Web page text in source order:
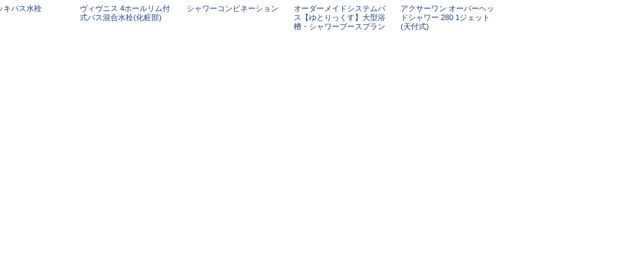
キバス水栓
ヴィヴニス 4ホールリム付
式バス混合水栓(化粧部)
シャワーコンビネーション
オーダーメイドシステムバ
ス【ゆとりっくす】大型浴
槽・シャワーブースプラン
アクサーワン オーバーヘッ
ドシャワー 280 1ジェット
(天付式)